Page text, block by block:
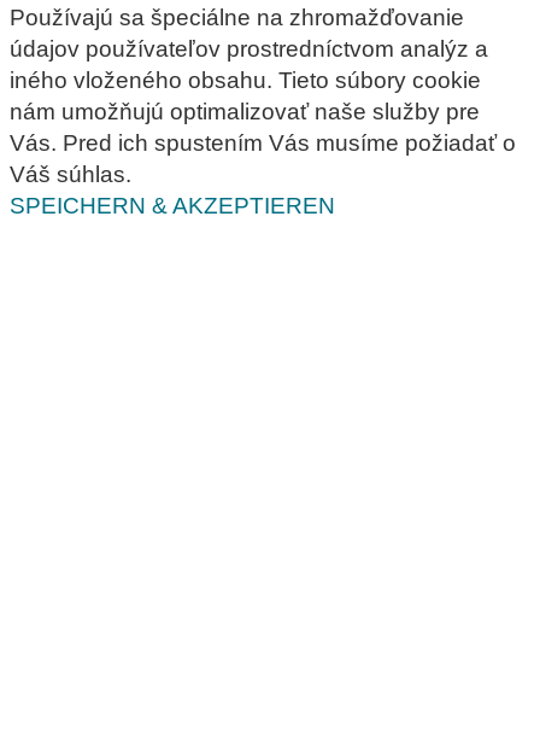
Používajú sa špeciálne na zhromažďovanie
údajov používateľov prostredníctvom analýz a
iného vloženého obsahu. Tieto súbory cookie
nám umožňujú optimalizovať naše služby pre
Vás. Pred ich spustením Vás musíme požiadať o
Váš súhlas.
SPEICHERN & AKZEPTIEREN